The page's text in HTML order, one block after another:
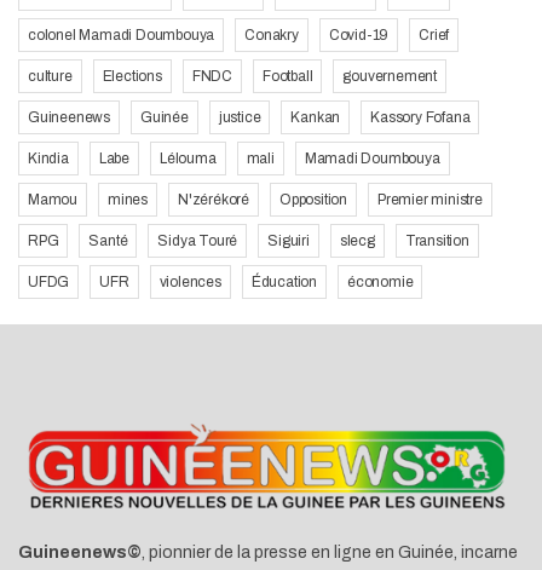
colonel Mamadi Doumbouya Conakry Covid-19 Crief
culture Elections FNDC Football gouvernement
Guineenews Guinée justice Kankan Kassory Fofana
Kindia Labe Lélouma mali Mamadi Doumbouya
Mamou mines N'zérékoré Opposition Premier ministre
RPG Santé Sidya Touré Siguiri slecg Transition
UFDG UFR violences Éducation économie
Guineenews©, pionnier de la presse en ligne en Guinée, incarne